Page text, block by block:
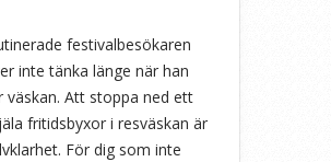
festivalbesökaren
inte tänka länge när han
väskan. Att stoppa ned ett
fritidsbyxor i resväskan är
För dig som inte